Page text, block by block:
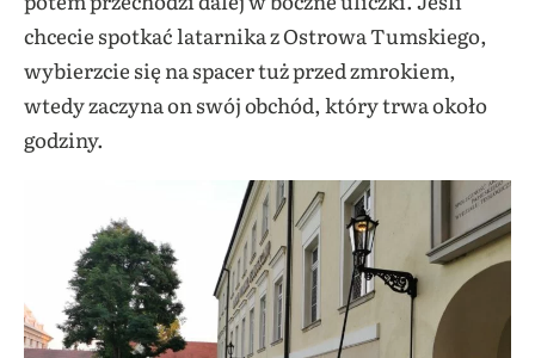
chcecie spotkać latarnika z Ostrowa Tumskiego,
wybierzcie się na spacer tuż przed zmrokiem,
wtedy zaczyna on swój obchód, który trwa około
godziny.